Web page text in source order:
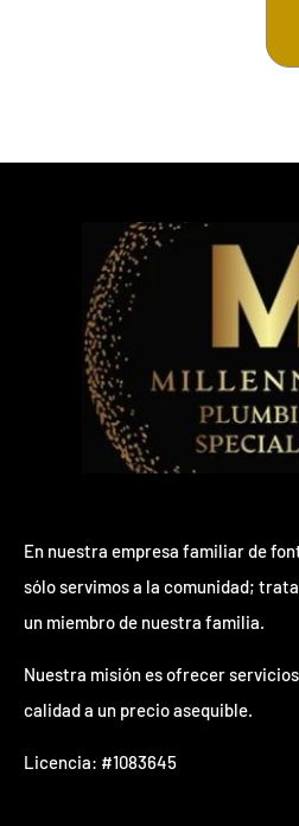
En nuestra empresa familiar de
sólo servimos a la comunidad;
un miembro de nuestra familia.
Nuestra misión es ofrecer
calidad a un precio asequible.
Licencia: #1083645